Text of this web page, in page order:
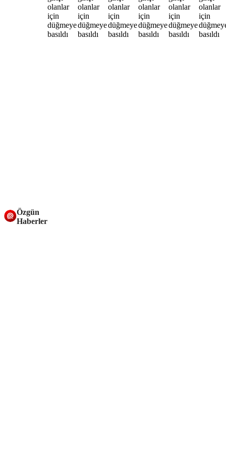
Özgün
Haberler